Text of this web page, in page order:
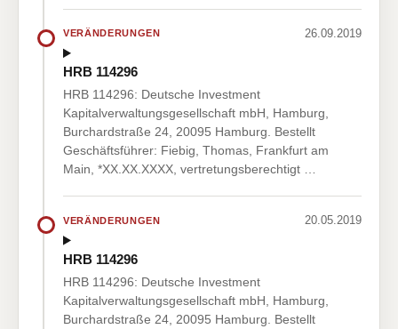
VERÄNDERUNGEN 26.09.2019
HRB 114296
HRB 114296: Deutsche Investment
Kapitalverwaltungsgesellschaft mbH, Hamburg,
Burchardstraße 24, 20095 Hamburg. Bestellt
Geschäftsführer: Fiebig, Thomas, Frankfurt am
Main, *XX.XX.XXXX, vertretungsberechtigt …
VERÄNDERUNGEN 20.05.2019
HRB 114296
HRB 114296: Deutsche Investment
Kapitalverwaltungsgesellschaft mbH, Hamburg,
Burchardstraße 24, 20095 Hamburg. Bestellt